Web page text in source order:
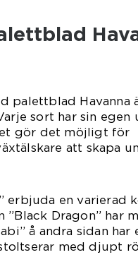
palettblad Havanna
sort har sin egen
gör det möjligt för
att skapa
erbjuda en varierad
”Black Dragon” har
å andra sidan har
med djupt